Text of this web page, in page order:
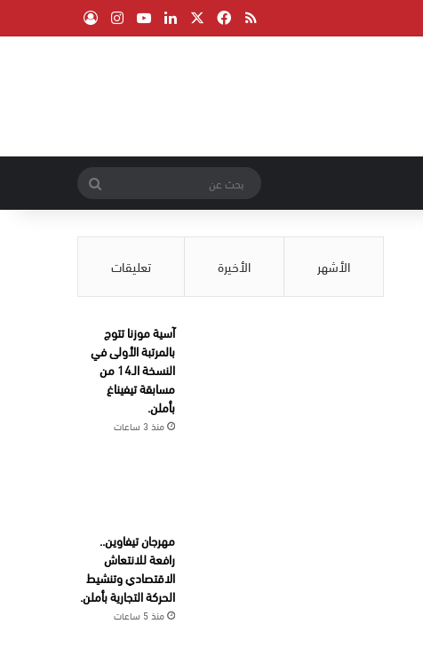
ملخص الموقع RSS
فيسبوك لينكدإن ‫YouTube
انستقرام
عن
الأشهر الأخيرة تعليقات
آسية موزنا تتوج
بالمرتبة الأولى في
النسخة الـ14 من
مسابقة تيفيناغ
بأملن.
منذ 3 ساعات
مهرجان تيفاوين..
رافعة للانتعاش
الاقتصادي وتنشيط
الحركة التجارية بأملن.
منذ 5 ساعات